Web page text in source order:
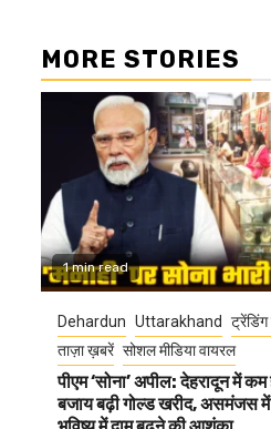
MORE STORIES
1 min read
Dehardun Uttarakhand
ताज़ा ख़बरें सोशल मीडिया वायरल
पीएम ‘सोना’ अपील: देहरादून में
बजाय बढ़ी गोल्ड खरीद, असमंजस